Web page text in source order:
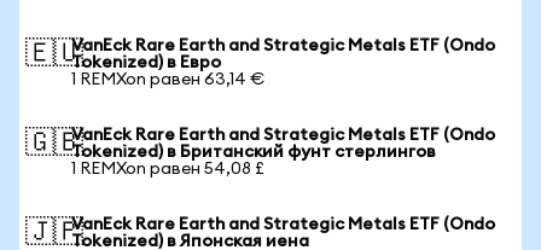
🇪🇺VanEck Rare Earth and Strategic Metals ETF (Ondo
Tokenized) в Евро
1 REMXon равен 63,14 €
🇬🇧VanEck Rare Earth and Strategic Metals ETF (Ondo
Tokenized) в Британский фунт стерлингов
1 REMXon равен 54,08 £
🇯🇵VanEck Rare Earth and Strategic Metals ETF (Ondo
Tokenized) в Японская иена